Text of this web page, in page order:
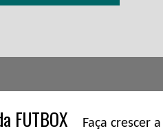
FUTBOX Faça crescer